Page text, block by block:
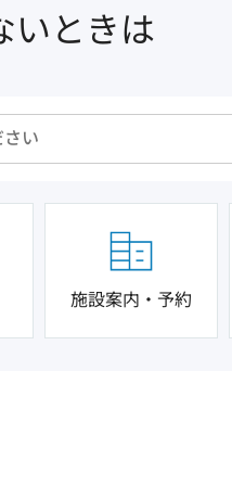
いときは
施設案内・予約